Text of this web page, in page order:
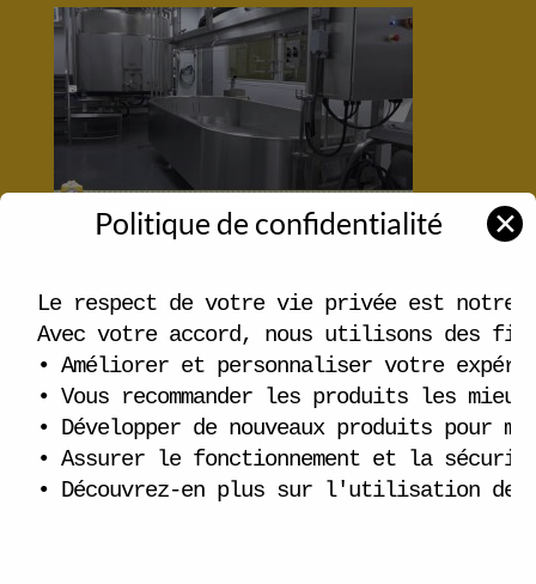
Articles récents
Carte fidélité
Emploi disponible!
Ouverture du bar laitier de l’ouest!
Bonjour tout le monde !
(pas de titre)
Politique de confidentialité ✕
Le respect de votre vie privée est
Avec votre accord, nous utilisons des
• Améliorer et personnaliser votre
• Vous recommander les produits les
• Développer de nouveaux produits pour
• Assurer le fonctionnement et la
• Découvrez-en plus sur l'utilisation